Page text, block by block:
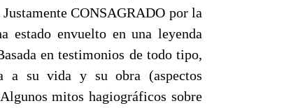
CONSAGRADO por la
estado envuelto en una leyenda
en testimonios de todo tipo,
a su vida y su obra (aspectos
mitos hagiográficos sobre